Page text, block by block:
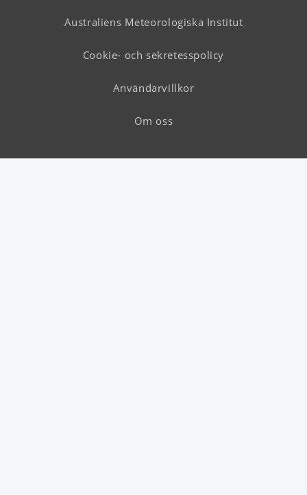
Australiens Meteorologiska Institut
Cookie- och sekretesspolicy
Användarvillkor
Om oss